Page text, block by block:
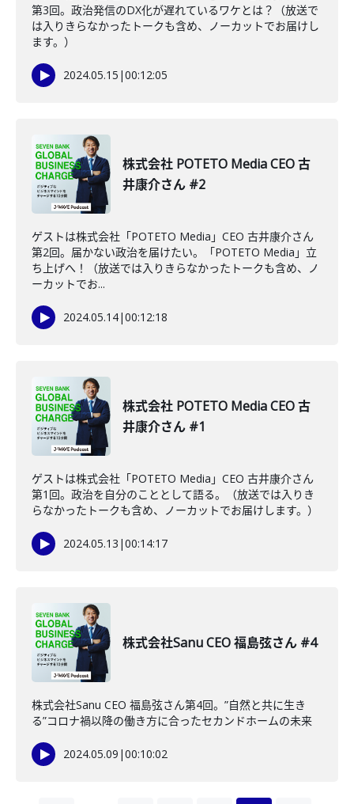
第3回。政治発信のDX化が遅れているワケとは？（放送で
は入りきらなかったトークも含め、ノーカットでお届けし
ます。）
2024.05.15 |00:12:05
株式会社 POTETO Media CEO 古
井康介さん #2
ゲストは株式会社「POTETO Media」CEO 古井康介さん
第2回。届かない政治を届けたい。「POTETO Media」立
ち上げへ！（放送では入りきらなかったトークも含め、ノ
ーカットでお...
2024.05.14|00:12:18
株式会社 POTETO Media CEO 古
井康介さん #1
ゲストは株式会社「POTETO Media」CEO 古井康介さん
第1回。政治を自分のこととして語る。（放送では入りき
らなかったトークも含め、ノーカットでお届けします。）
2024.05.13 |00:14:17
株式会社Sanu CEO 福島弦さん #4
株式会社Sanu CEO 福島弦さん第4回。”自然と共に生き
る”コロナ禍以降の働き方に合ったセカンドホームの未来
2024.05.09 |00:10:02